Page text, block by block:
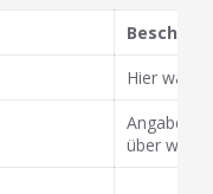
Hier
Angabe
über